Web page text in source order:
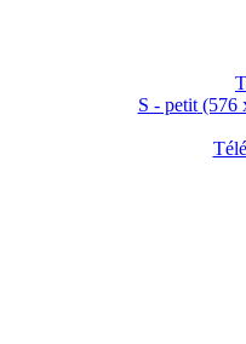
S - petit(576